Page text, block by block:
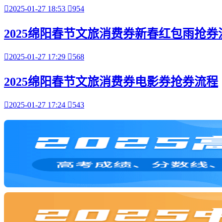
2025-01-27 18:53 954
2025绵阳春节文旅消费券新春红包雨抢券
2025-01-27 17:29 568
2025绵阳春节文旅消费券电影券抢券流程
2025-01-27 17:24 543